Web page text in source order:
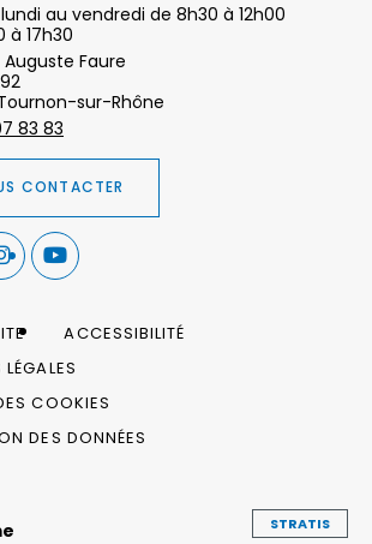
au vendredi de 8h30 à 12h00
à 17h30
Faure
sur-Rhône
83 83
CONTACTER
ACCESSIBILITÉ
COOKIES
DES DONNÉES
STRATIS